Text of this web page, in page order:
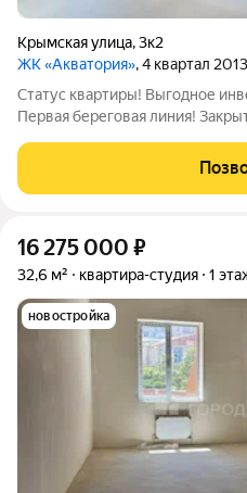
Крымская улица,3к2
ЖК «Акватория», 4 квартал 2013
Статус квартиры! Выгодное
Первая береговая линия!
прогулочным
себе представить! Вид на
16 275 000 ₽
32,6 м² квартира-студия 1
новостройка